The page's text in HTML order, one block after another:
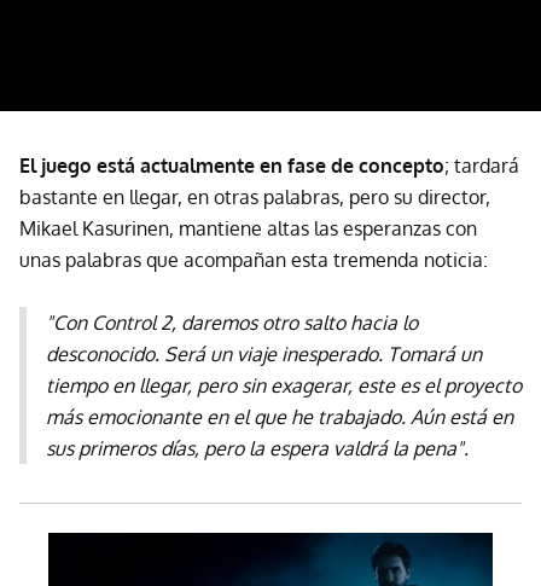
El juego está actualmente en fase de concepto; tardará
bastante en llegar, en otras palabras, pero su director,
Mikael Kasurinen, mantiene altas las esperanzas con
unas palabras que acompañan esta tremenda noticia:
"Con Control 2, daremos otro salto hacia lo
desconocido. Será un viaje inesperado. Tomará un
tiempo en llegar, pero sin exagerar, este es el proyecto
más emocionante en el que he trabajado. Aún está en
sus primeros días, pero la espera valdrá la pena".